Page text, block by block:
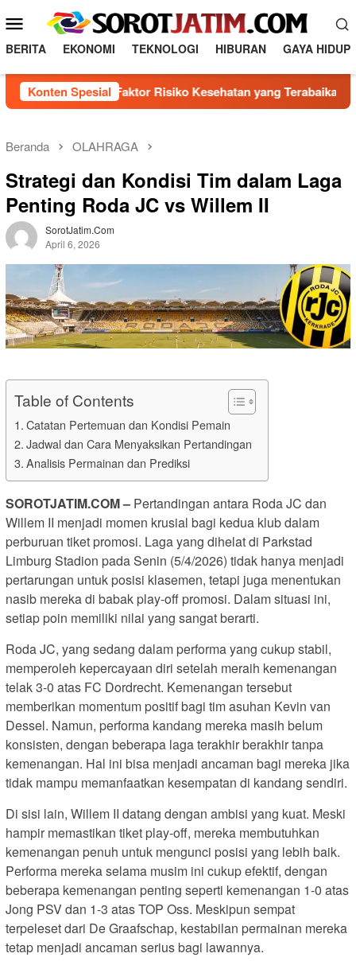
o
a
e
u
M
b
l
e
BERITA EKONOMI TEKNOLOGI HIBURAN GAYA HIDUP
Konten Spesial
Mengenal 5 Faktor Risiko Kesehatan yang Terabaikan
Beranda OLAHRAGA
Strategi dan Kondisi Tim dalam Laga
Penting Roda JC vs Willem II
SorotJatim.com
April 6, 2026
Table of Contents
Catatan Pertemuan dan Kondisi Pemain
Jadwal dan Cara Menyaksikan Pertandingan
Analisis Permainan dan Prediksi
SOROTJATIM.COM – Pertandingan antara Roda JC dan
Willem II menjadi momen krusial bagi kedua klub dalam
perburuan tiket promosi. Laga yang dihelat di Parkstad
Limburg Stadion pada Senin (5/4/2026) tidak hanya menjadi
pertarungan untuk posisi klasemen, tetapi juga menentukan
nasib mereka di babak play-off promosi. Dalam situasi ini,
setiap poin memiliki nilai yang sangat berarti.
Roda JC, yang sedang dalam performa yang cukup stabil,
memperoleh kepercayaan diri setelah meraih kemenangan
telak 3-0 atas FC Dordrecht. Kemenangan tersebut
memberikan momentum positif bagi tim asuhan Kevin van
Dessel. Namun, performa kandang mereka masih belum
konsisten, dengan beberapa laga terakhir berakhir tanpa
kemenangan. Hal ini bisa menjadi ancaman bagi mereka jika
tidak mampu memanfaatkan kesempatan di kandang sendiri.
Di sisi lain, Willem II datang dengan ambisi yang kuat. Meski
hampir memastikan tiket play-off, mereka membutuhkan
kemenangan penuh untuk mengunci posisi yang lebih baik.
Performa mereka selama musim ini cukup efektif, dengan
beberapa kemenangan penting seperti kemenangan 1-0 atas
Jong PSV dan 1-3 atas TOP Oss. Meskipun sempat
terpeleset dari De Graafschap, kestabilan permainan mereka
tetap menjadi ancaman serius bagi lawannya.